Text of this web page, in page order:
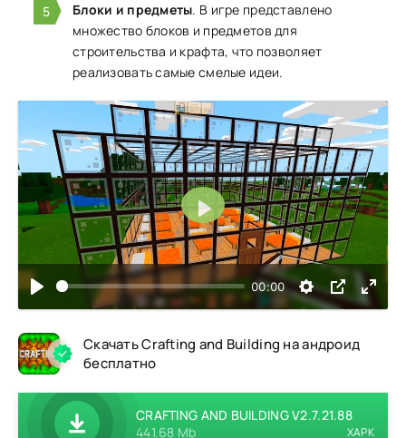
Блоки и предметы. В игре представлено
множество блоков и предметов для
строительства и крафта, что позволяет
реализовать самые смелые идеи.
00:00
Воспроизвести
Скачать Crafting and Building на андроид
бесплатно
CRAFTING AND BUILDING V2.7.21.88
441.68 Mb
XAPK